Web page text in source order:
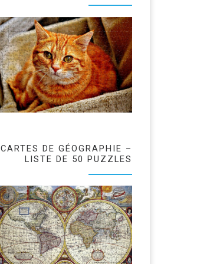
CARTES DE GÉOGRAPHIE –
LISTE DE 50 PUZZLES